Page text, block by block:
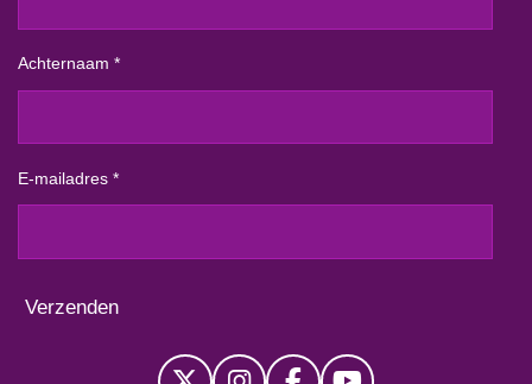
Achternaam *
E-mailadres *
Verzenden